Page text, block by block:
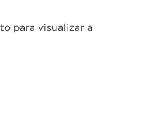
para visualizar a